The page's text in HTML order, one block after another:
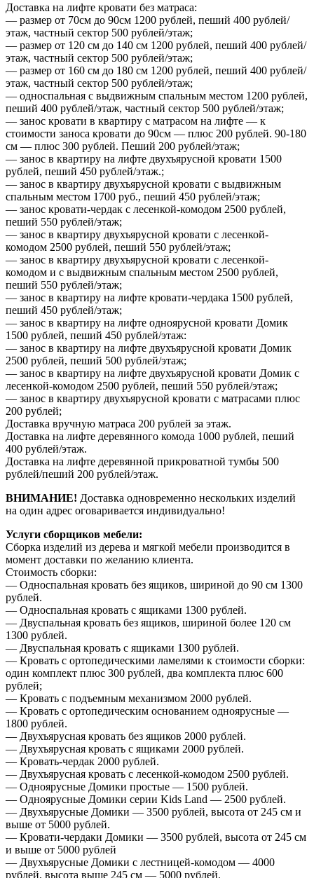
Доставка на лифте кровати без матраса:
— размер от 70см до 90см 1200 рублей, пеший 400 рублей/
этаж, частный сектор 500 рублей/этаж;
— размер от 120 см до 140 см 1200 рублей, пеший 400 рублей/
этаж, частный сектор 500 рублей/этаж;
— размер от 160 см до 180 см 1200 рублей, пеший 400 рублей/
этаж, частный сектор 500 рублей/этаж;
— односпальная с выдвижным спальным местом 1200 рублей,
пеший 400 рублей/этаж, частный сектор 500 рублей/этаж;
— занос кровати в квартиру с матрасом на лифте — к
стоимости заноса кровати до 90см — плюс 200 рублей. 90-180
см — плюс 300 рублей. Пеший 200 рублей/этаж;
— занос в квартиру на лифте двухъярусной кровати 1500
рублей, пеший 450 рублей/этаж.;
— занос в квартиру двухъярусной кровати с выдвижным
спальным местом 1700 руб., пеший 450 рублей/этаж;
— занос кровати-чердак с лесенкой-комодом 2500 рублей,
пеший 550 рублей/этаж;
— занос в квартиру двухъярусной кровати с лесенкой-
комодом 2500 рублей, пеший 550 рублей/этаж;
— занос в квартиру двухъярусной кровати с лесенкой-
комодом и с выдвижным спальным местом 2500 рублей,
пеший 550 рублей/этаж;
— занос в квартиру на лифте кровати-чердака 1500 рублей,
пеший 450 рублей/этаж;
— занос в квартиру на лифте одноярусной кровати Домик
1500 рублей, пеший 450 рублей/этаж:
— занос в квартиру на лифте двухъярусной кровати Домик
2500 рублей, пеший 500 рублей/этаж;
— занос в квартиру на лифте двухъярусной кровати Домик с
лесенкой-комодом 2500 рублей, пеший 550 рублей/этаж;
— занос в квартиру двухъярусной кровати с матрасами плюс
200 рублей;
Доставка вручную матраса 200 рублей за этаж.
Доставка на лифте деревянного комода 1000 рублей, пеший
400 рублей/этаж.
Доставка на лифте деревянной прикроватной тумбы 500
рублей/пеший 200 рублей/этаж.
ВНИМАНИЕ! Доставка одновременно нескольких изделий
на один адрес оговаривается индивидуально!
Услуги сборщиков мебели:
Сборка изделий из дерева и мягкой мебели производится в
момент доставки по желанию клиента.
Стоимость сборки:
— Односпальная кровать без ящиков, шириной до 90 см 1300
рублей.
— Односпальная кровать с ящиками 1300 рублей.
— Двуспальная кровать без ящиков, шириной более 120 см
1300 рублей.
— Двуспальная кровать с ящиками 1300 рублей.
— Кровать с ортопедическими ламелями к стоимости сборки:
один комплект плюс 300 рублей, два комплекта плюс 600
рублей;
— Кровать с подъемным механизмом 2000 рублей.
— Кровать с ортопедическим основанием одноярусные —
1800 рублей.
— Двухъярусная кровать без ящиков 2000 рублей.
— Двухъярусная кровать с ящиками 2000 рублей.
— Кровать-чердак 2000 рублей.
— Двухъярусная кровать с лесенкой-комодом 2500 рублей.
— Одноярусные Домики простые — 1500 рублей.
— Одноярусные Домики серии Kids Land — 2500 рублей.
— Двухъярусные Домики — 3500 рублей, высота от 245 см и
выше от 5000 рублей.
— Кровати-чердаки Домики — 3500 рублей, высота от 245 см
и выше от 5000 рублей
— Двухъярусные Домики с лестницей-комодом — 4000
рублей, высота выше 245 см — 5000 рублей.